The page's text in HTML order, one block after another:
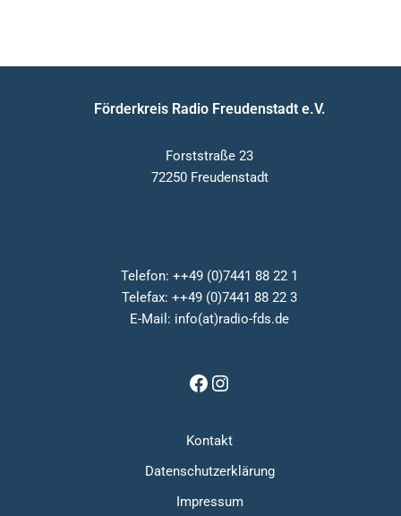
Förderkreis Radio Freudenstadt e.V.
Forststraße 23
72250 Freudenstadt
Telefon: ++49 (0)7441 88 22 1
Telefax: ++49 (0)7441 88 22 3
E-Mail: info(at)radio-fds.de
Kontakt
Datenschutzerklärung
Impressum